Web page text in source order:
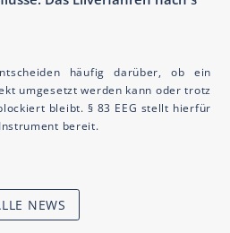
häufig darüber, ob ein
umgesetzt werden kann oder trotz
bleibt. § 83 EEG stellt hierfür
bereit.
NEWS